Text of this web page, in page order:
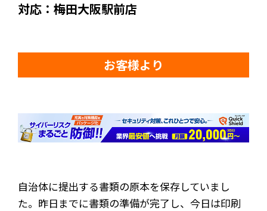
対応：梅田大阪駅前店
お客様より
自治体に提出する書類の原本を保存していまし
た。昨日までに書類の準備が完了し、今日は印刷